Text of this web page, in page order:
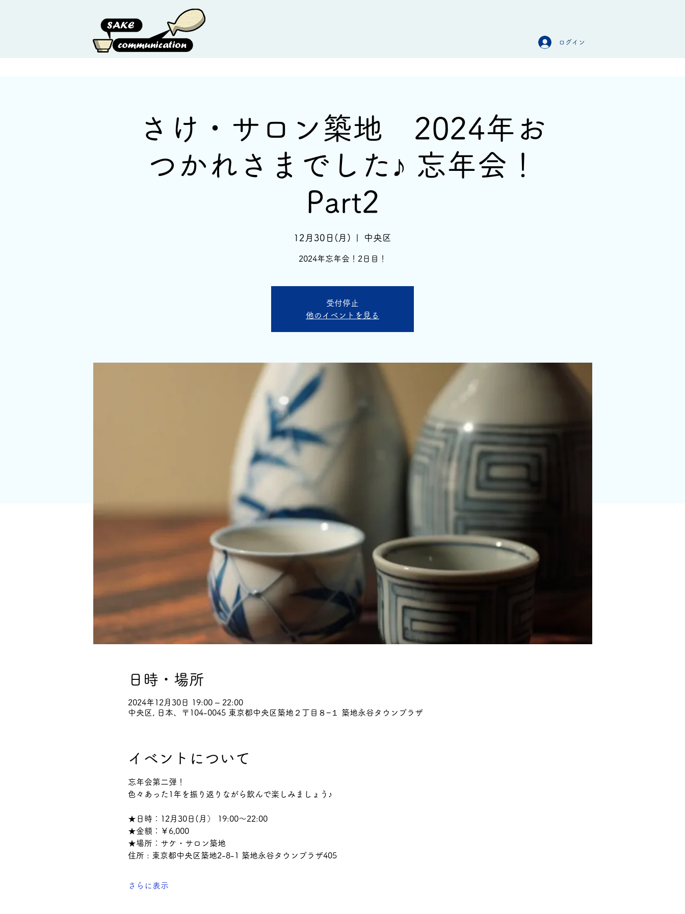
ログイン
さけ・サロン築地 2024年お
つかれさまでした♪ 忘年会！
Part2
12月30日(月) 中央区
2024年忘年会！2日目！
受付停止
他のイベントを見る
日時・場所
2024年12月30日 19:00 – 22:00
中央区, 日本、〒104-0045 東京都中央区築地２丁目８−１ 築地永谷タウンプラザ
イベントについて
忘年会第二弾！
色々あった1年を振り返りながら飲んで楽しみましょう♪
★日時：12月30日(月） 19:00～22:00
★金額：￥6,000
★場所：サケ・サロン築地
住所 : 東京都中央区築地2-8-1 築地永谷タウンプラザ405
さらに表示